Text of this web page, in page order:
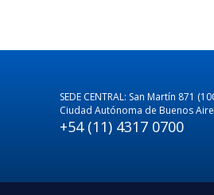
SEDE CENTRAL: San Martín 871
Ciudad Autónoma de Buenos
+54 (11) 4317 0700